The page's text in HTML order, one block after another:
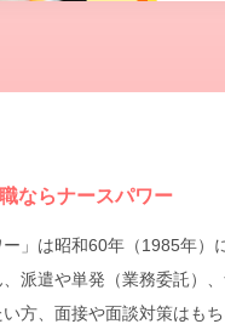
ならナースパワー
ー」は昭和60年（1985年
、派遣や単発（業務委託）
方、面接や面談対策はも